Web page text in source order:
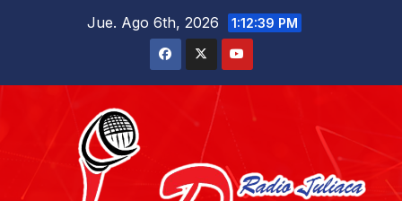
Jue. Ago 6th, 2026 1:12:41 PM